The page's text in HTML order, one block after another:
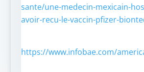
sante/une-medecin-mexicain-
avoir-recu-le-vaccin-pfizer-
https://www.infobae.com/